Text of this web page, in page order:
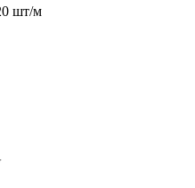
шт/м